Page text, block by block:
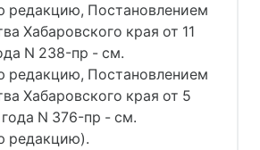
редакцию, Постановлением
Хабаровского края от 11
N 238-пр - см.
редакцию, Постановлением
Хабаровского края от 5
N 376-пр - см.
редакцию).